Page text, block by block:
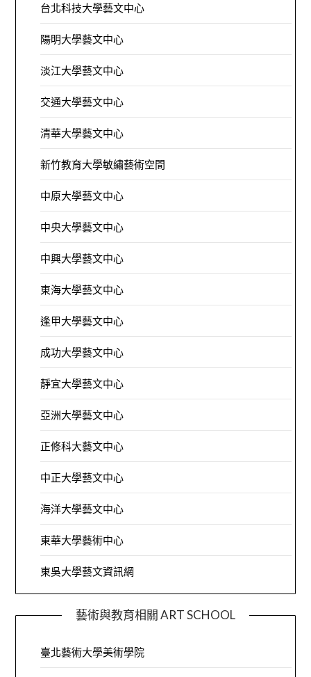
台北科技大學藝文中心
陽明大學藝文中心
淡江大學藝文中心
交通大學藝文中心
清華大學藝文中心
新竹教育大學敏繡藝術空間
中原大學藝文中心
中央大學藝文中心
中興大學藝文中心
東海大學藝文中心
逢甲大學藝文中心
成功大學藝文中心
靜宜大學藝文中心
亞洲大學藝文中心
正修科大藝文中心
中正大學藝文中心
海洋大學藝文中心
東華大學藝術中心
東吳大學藝文資訊網
藝術與教育相關 ART SCHOOL
臺北藝術大學美術學院